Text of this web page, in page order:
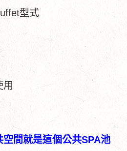
型式
用
間就是這個公共SPA池